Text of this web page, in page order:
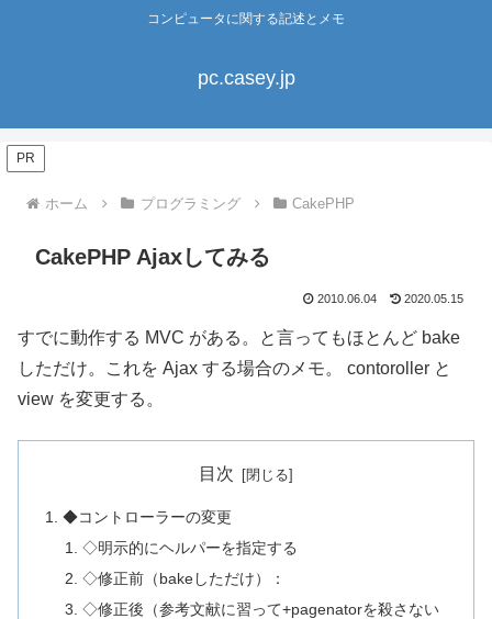
コンピュータに関する記述とメモ
pc.casey.jp
PR
ホーム プログラミング CakePHP
CakePHP Ajaxしてみる
2010.06.04 2020.05.15
すでに動作する MVC がある。と言ってもほとんど bake
しただけ。これを Ajax する場合のメモ。 contoroller と
view を変更する。
目次
◆コントローラーの変更
◇明示的にヘルパーを指定する
◇修正前（bakeしただけ）：
◇修正後（参考文献に習って+pagenatorを殺さない